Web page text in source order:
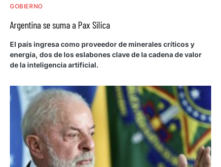
GOBIERNO
Argentina se suma a Pax Silica
El país ingresa como proveedor de minerales críticos y
energía, dos de los eslabones clave de la cadena de valor
de la inteligencia artificial.